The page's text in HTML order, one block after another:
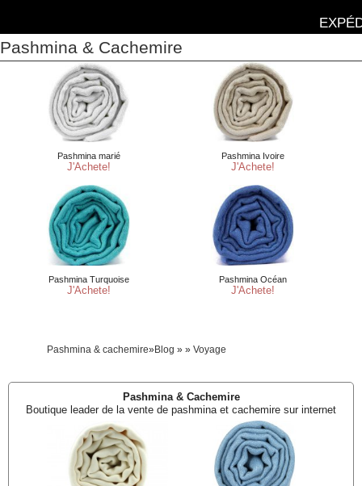
Pashmina & Cachemire
Pashmina & cachemire»Blog » » Voyage
Pashmina & Cachemire
Boutique leader de la vente de pashmina et cachemire sur internet